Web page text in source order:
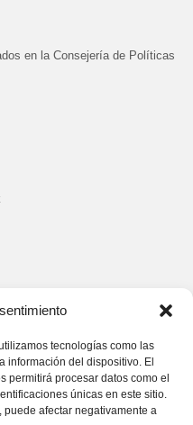
tecnologías como las
información del dispositivo. El
permitirá procesar datos como el
únicas en este sitio.
puede afectar negativamente a
en la Consejería de Políticas
legal